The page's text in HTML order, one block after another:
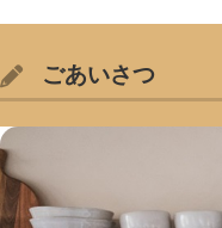
ごあいさつ